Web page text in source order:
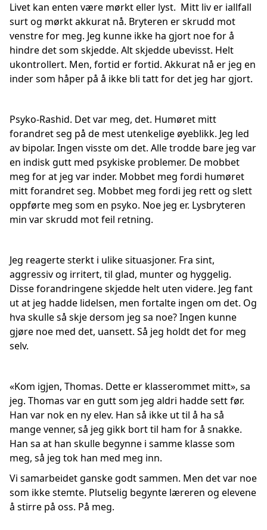
Livet kan enten være mørkt eller lyst. Mitt liv er iallfall
surt og mørkt akkurat nå. Bryteren er skrudd mot
venstre for meg. Jeg kunne ikke ha gjort noe for å
hindre det som skjedde. Alt skjedde ubevisst. Helt
ukontrollert. Men, fortid er fortid. Akkurat nå er jeg en
inder som håper på å ikke bli tatt for det jeg har gjort.
Psyko-Rashid. Det var meg, det. Humøret mitt
forandret seg på de mest utenkelige øyeblikk. Jeg led
av bipolar. Ingen visste om det. Alle trodde bare jeg var
en indisk gutt med psykiske problemer. De mobbet
meg for at jeg var inder. Mobbet meg fordi humøret
mitt forandret seg. Mobbet meg fordi jeg rett og slett
oppførte meg som en psyko. Noe jeg er. Lysbryteren
min var skrudd mot feil retning.
Jeg reagerte sterkt i ulike situasjoner. Fra sint,
aggressiv og irritert, til glad, munter og hyggelig.
Disse forandringene skjedde helt uten videre. Jeg fant
ut at jeg hadde lidelsen, men fortalte ingen om det. Og
hva skulle så skje dersom jeg sa noe? Ingen kunne
gjøre noe med det, uansett. Så jeg holdt det for meg
selv.
«Kom igjen, Thomas. Dette er klasserommet mitt», sa
jeg. Thomas var en gutt som jeg aldri hadde sett før.
Han var nok en ny elev. Han så ikke ut til å ha så
mange venner, så jeg gikk bort til ham for å snakke.
Han sa at han skulle begynne i samme klasse som
meg, så jeg tok han med meg inn.
Vi samarbeidet ganske godt sammen. Men det var noe
som ikke stemte. Plutselig begynte læreren og elevene
å stirre på oss. På meg.